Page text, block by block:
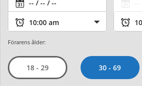
Förarens ålder:
18 - 29 30 - 69